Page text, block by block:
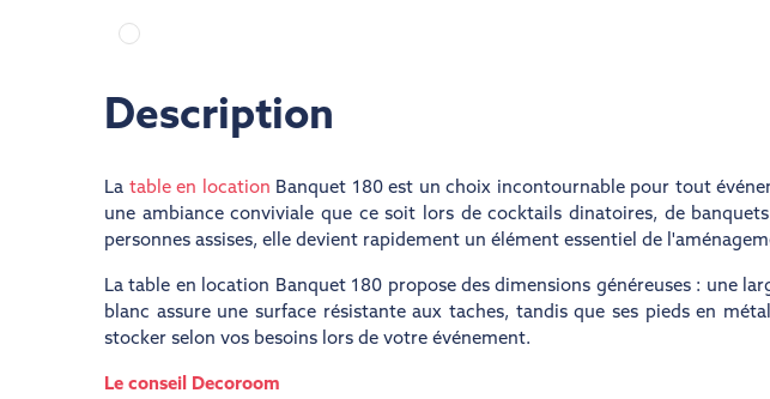
Description
La table en location Banquet 180 est un choix incontournable pour tout
une ambiance conviviale que ce soit lors de cocktails dinatoires, de
personnes assises, elle devient rapidement un élément essentiel de
La table en location Banquet 180 propose des dimensions généreuses : une
blanc assure une surface résistante aux taches, tandis que ses pieds en
stocker selon vos besoins lors de votre événement.
Le conseil Decoroom